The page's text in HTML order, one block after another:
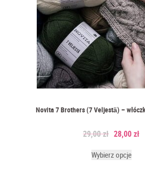
Novita 7 Brothers (7 Veljestä) –
29,00zł 28,00zł
Wybierz opcje